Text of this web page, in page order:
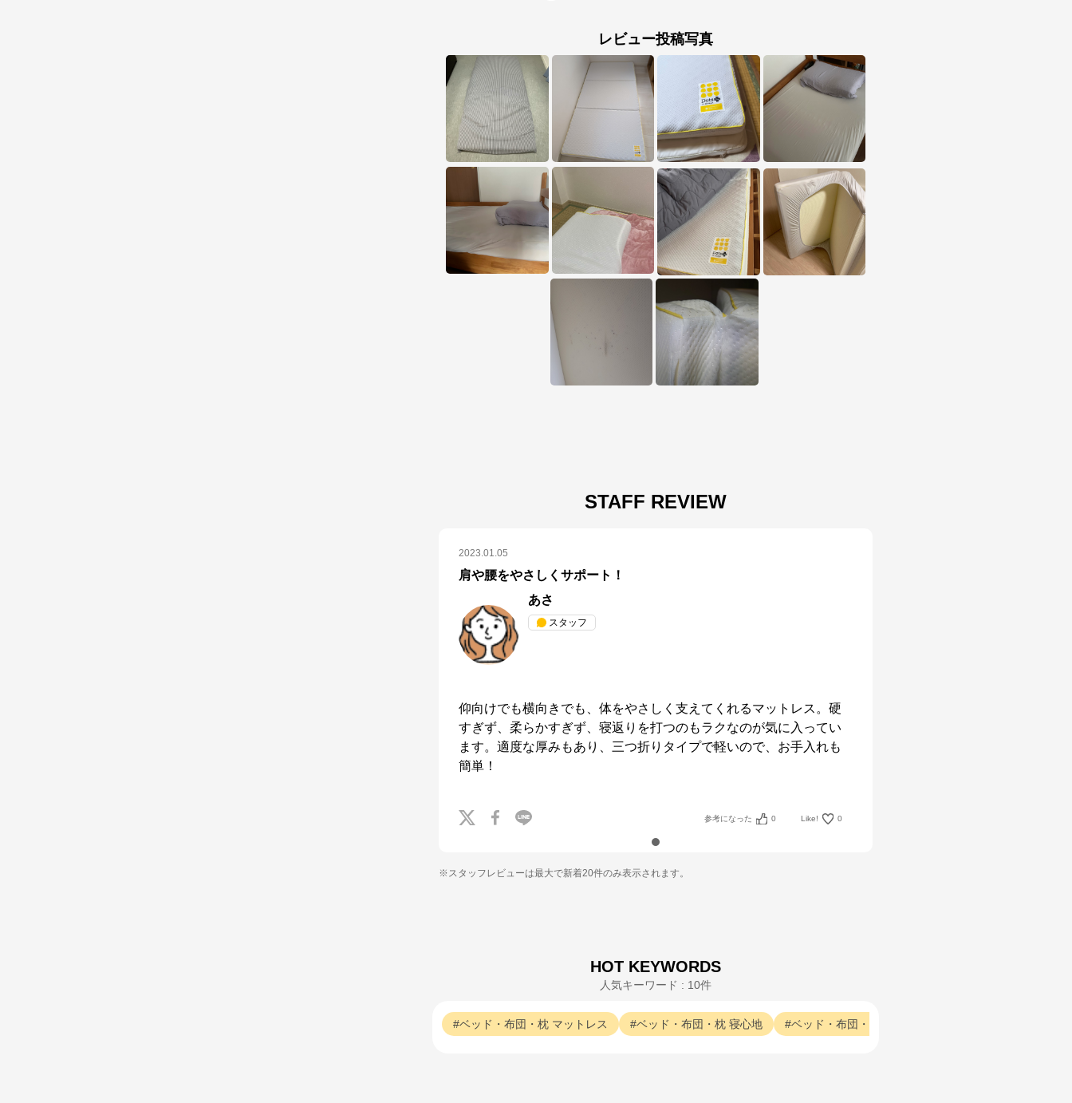
レビュー投稿写真
STAFF REVIEW
2023.01.05
肩や腰をやさしくサポート！
あさ
スタッフ
仰向けでも横向きでも、体をやさしく支えてくれるマットレス。硬
すぎず、柔らかすぎず、寝返りを打つのもラクなのが気に入ってい
ます。適度な厚みもあり、三つ折りタイプで軽いので、お手入れも
簡単！
参考になった 0 Like! 0
※スタッフレビューは最大で新着20件のみ表示されます。
HOT KEYWORDS
人気キーワード : 10件
ベッド・布団・枕 マットレス ベッド・布団・枕 寝心地 ベッド・布団・枕
※外部サイトが開きます
nishikawa(西川)公式オンラインショップからのコメント
nishikawa（西川）のマットレス、羽毛ふとん、まくらなど、様々な寝具であ
なたの快適な睡眠をサポート。ふとん・まくら・マットレスを豊富に取り揃
え。寝具のことならnishikawa（西川）におまかせください。